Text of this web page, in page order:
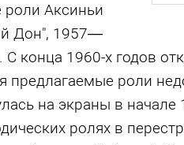
роли Аксиньи
Дон", 1957—
С конца 1960-х годов
предлагаемые роли
на экраны в начале
ролях в